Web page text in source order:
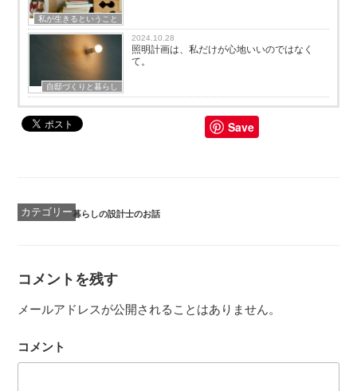
私が生きるということ
自邸づくりと暮らし
2024.10.28
照明計画は、私だけが心地いいのではなく
て。
Save
カ
暮らしの設計士のお話
コメントを残す
メールアドレスが公開されることはありません。
コメント